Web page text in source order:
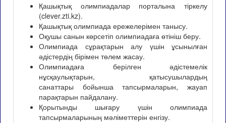
Қашықтық олимпиадалар порталына тіркелу
(clever.zti.kz).
Қашықтық олимпиада ережелерімен танысу.
Оқушы санын көрсетіп олимпиадаға өтініш беру.
Олимпиада сұрақтарын алу үшін ұсынылған
әдістердің бірімен төлем жасау.
Олимпиадаға берілген әдістемелік
нұсқаулықтарын, қатысушылардың
санаттары бойынша тапсырмаларын, жауап
парақтарын пайдалану.
Қорытынды шығару үшін олимпиада
тапсырмаларының мәліметтерін енгізу.